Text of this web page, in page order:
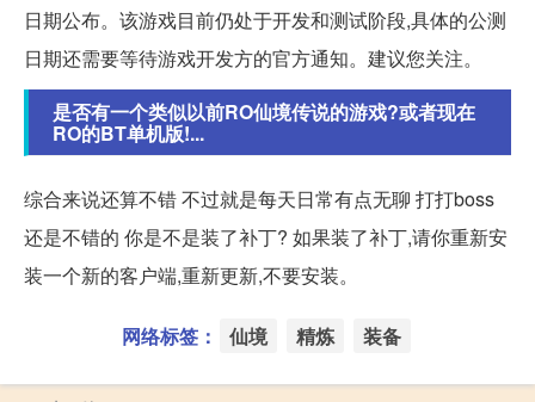
日期公布。该游戏目前仍处于开发和测试阶段,具体的公测
日期还需要等待游戏开发方的官方通知。建议您关注。
是否有一个类似以前RO仙境传说的游戏?或者现在
RO的BT单机版!...
综合来说还算不错 不过就是每天日常有点无聊 打打boss
还是不错的 你是不是装了补丁? 如果装了补丁,请你重新安
装一个新的客户端,重新更新,不要安装。
网络标签： 仙境 精炼 装备